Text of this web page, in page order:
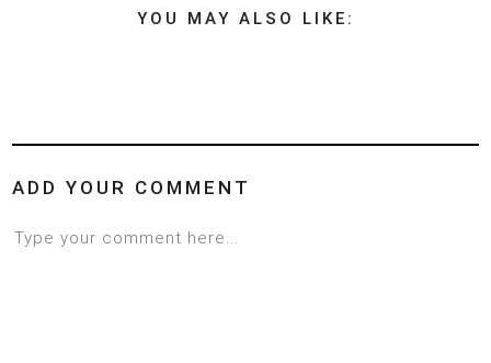
YOU MAY ALSO LIKE:
ADD YOUR COMMENT